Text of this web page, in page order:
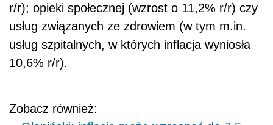
r/r); opieki społecznej (wzrost o 11,2% r/r) czy
usług związanych ze zdrowiem (w tym m.in.
usług szpitalnych, w których inflacja wyniosła
10,6% r/r).
Zobacz również: